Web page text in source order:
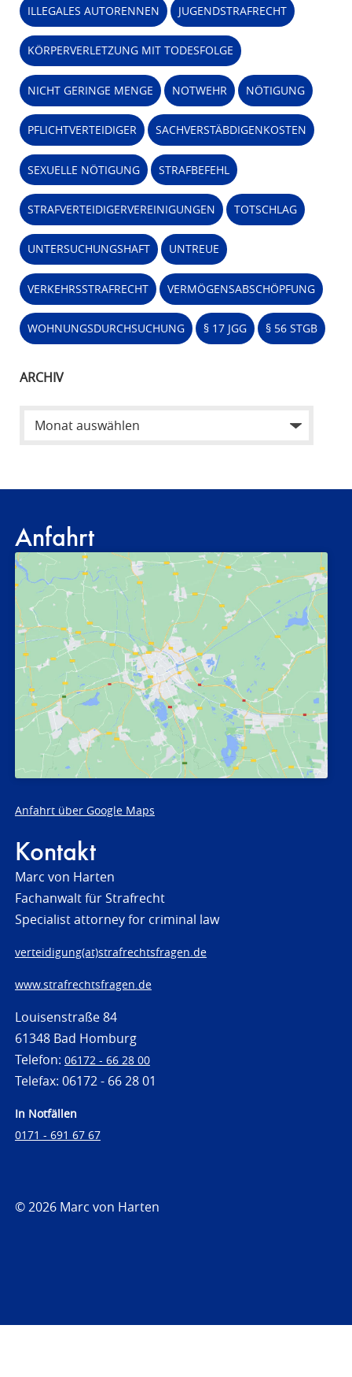
ILLEGALES AUTORENNEN JUGENDSTRAFRECHT
KÖRPERVERLETZUNG MIT TODESFOLGE
NICHT GERINGE MENGE NOTWEHR NÖTIGUNG
PFLICHTVERTEIDIGER SACHVERSTÄBDIGENKOSTEN
SEXUELLE NÖTIGUNG STRAFBEFEHL
STRAFVERTEIDIGERVEREINIGUNGEN TOTSCHLAG
UNTERSUCHUNGSHAFT UNTREUE
VERKEHRSSTRAFRECHT VERMÖGENSABSCHÖPFUNG
WOHNUNGSDURCHSUCHUNG § 17 JGG § 56 STGB
ARCHIV
Anfahrt
Anfahrt über Google Maps
Kontakt
Marc von Harten
Fachanwalt für Strafrecht
Specialist attorney for criminal law
verteidigung(at)strafrechtsfragen.de
www.strafrechtsfragen.de
Louisenstraße 84
61348 Bad Homburg
Telefon: 06172 - 66 28 00
Telefax: 06172 - 66 28 01
In Notfällen
0171 - 691 67 67
© 2026 Marc von Harten